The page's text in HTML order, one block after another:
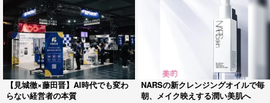
【見城徹×藤田晋】AI時代でも変わ
らない経営者の本質
NARSの新クレンジングオイルで毎
朝、メイク映えする潤い美肌へ